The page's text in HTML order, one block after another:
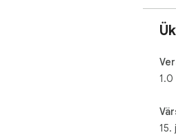
✓
✓
✓
1.0
15.